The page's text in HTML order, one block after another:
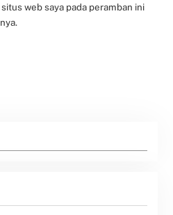
web saya pada peramban ini